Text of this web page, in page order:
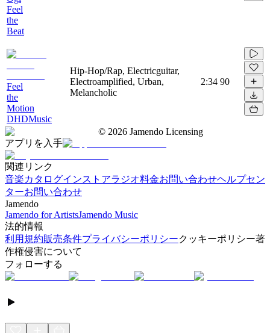
Feel
the
Beat
Feel
the
Motion
DHDMusic
Hip-Hop/Rap, Electricguitar,
Electroamplified, Urban,
Melancholic
2:34 90
© 2026 Jamendo Licensing
アプリを入手
関連リンク
音楽カタログインストアラジオ料金お問い合わせヘルプセン
ターお問い合わせ
Jamendo
Jamendo for ArtistsJamendo Music
法的情報
利用規約販売条件プライバシーポリシークッキーポリシー著
作権侵害について
フォローする